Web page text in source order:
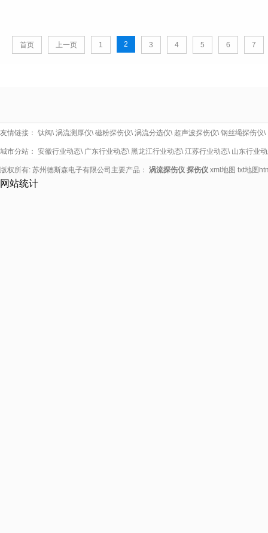
首页 上一页 1 2 3 4 5 6 7
友情链接： 钛阀\涡流测厚仪\磁粉探伤仪\涡流分选仪\ 超声波探伤仪\钢丝绳探伤仪\
城市分站： 安徽行业动态\ 广东行业动态\黑龙江行业动态\江苏行业动态\ 山东行业
版权所有: 苏州德斯森电子有限公司主要产品： 涡流探伤仪 探伤仪 xml地图 txt地图
网站统计